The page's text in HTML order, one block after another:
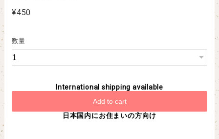
¥450
数量
International shipping available
Add to cart
日本国内にお住まいの方向け